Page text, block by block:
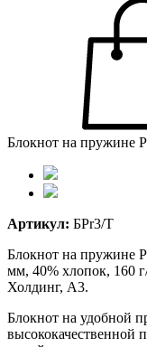
Блокнот на пружине
Артикул: БРr3/T
Блокнот на пружине
мм, 40% хлопок, 160
Холдинг, А3.
Блокнот на удобной
высококачественной